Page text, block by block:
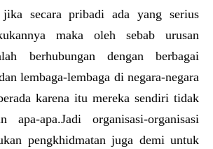
secara pribadi ada yang serius
maka oleh sebab urusan
berhubungan dengan berbagai
lembaga-lembaga di negara-negara
karena itu mereka sendiri tidak
apa-apa.Jadi organisasi-organisasi
pengkhidmatan juga demi untuk